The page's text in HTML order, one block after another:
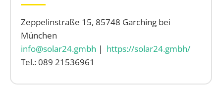
Zeppelinstraße 15, 85748 Garching bei
München
info@solar24.gmbh | https://solar24.gmbh/
Tel.: 089 21536961